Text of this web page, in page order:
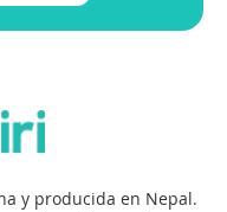
y producida en Nepal.